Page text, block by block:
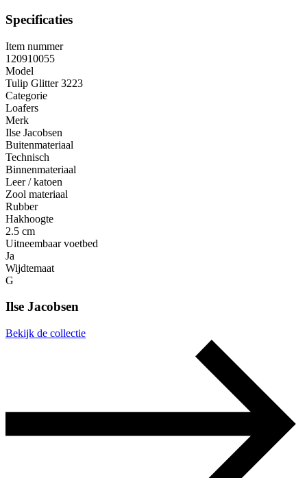
Specificaties
Item nummer
120910055
Model
Tulip Glitter 3223
Categorie
Loafers
Merk
Ilse Jacobsen
Buitenmateriaal
Technisch
Binnenmateriaal
Leer / katoen
Zool materiaal
Rubber
Hakhoogte
2.5 cm
Uitneembaar voetbed
Ja
Wijdtemaat
G
Ilse Jacobsen
Bekijk de collectie